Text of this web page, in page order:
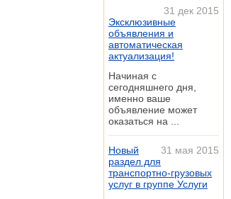
31 дек 2015
Эксклюзивные
объявления и
автоматическая
актуализация!
Начиная с
сегодняшнего дня,
именно ваше
объявление может
оказаться на ...
31 мая 2015
Новый
раздел для
транспортно-грузовых
услуг в группе Услуги